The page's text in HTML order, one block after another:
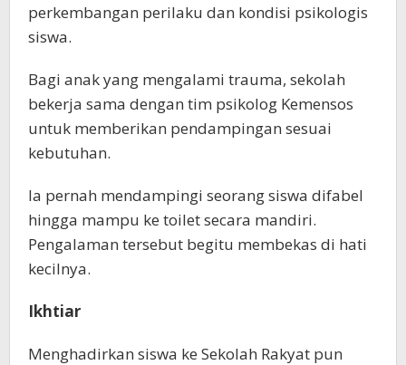
perkembangan perilaku dan kondisi psikologis
siswa.
Bagi anak yang mengalami trauma, sekolah
bekerja sama dengan tim psikolog Kemensos
untuk memberikan pendampingan sesuai
kebutuhan.
Ia pernah mendampingi seorang siswa difabel
hingga mampu ke toilet secara mandiri.
Pengalaman tersebut begitu membekas di hati
kecilnya.
Ikhtiar
Menghadirkan siswa ke Sekolah Rakyat pun